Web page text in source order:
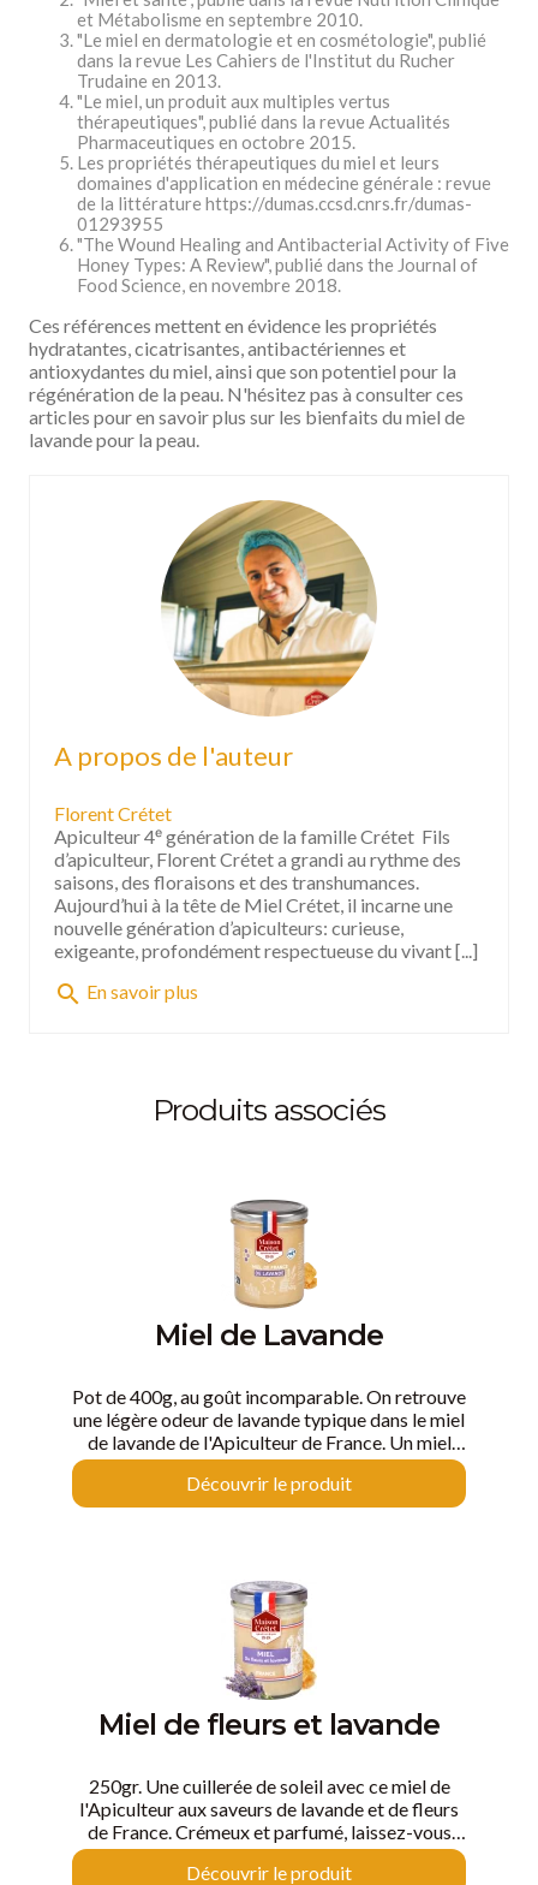
et Métabolisme en septembre 2010.
"Le miel en dermatologie et en cosmétologie", publié
dans la revue Les Cahiers de l'Institut du Rucher
Trudaine en 2013.
"Le miel, un produit aux multiples vertus
thérapeutiques", publié dans la revue Actualités
Pharmaceutiques en octobre 2015.
Les propriétés thérapeutiques du miel et leurs
domaines d'application en médecine générale : revue
de la littérature https://dumas.ccsd.cnrs.fr/dumas-
01293955
"The Wound Healing and Antibacterial Activity of Five
Honey Types: A Review", publié dans the Journal of
Food Science, en novembre 2018.
Ces références mettent en évidence les propriétés
hydratantes, cicatrisantes, antibactériennes et
antioxydantes du miel, ainsi que son potentiel pour la
régénération de la peau. N'hésitez pas à consulter ces
articles pour en savoir plus sur les bienfaits du miel de
lavande pour la peau.
A propos de l'auteur
Florent Crétet
Apiculteur 4ᵉ génération de la famille Crétet Fils
d’apiculteur, Florent Crétet a grandi au rythme des
saisons, des floraisons et des transhumances.
Aujourd’hui à la tête de Miel Crétet, il incarne une
nouvelle génération d’apiculteurs: curieuse,
exigeante, profondément respectueuse du vivant [...]
search En savoir plus
Produits associés
Miel de Lavande
Pot de 400g, au goût incomparable. On retrouve
une légère odeur de lavande typique dans le miel
de lavande de l'Apiculteur de France. Un miel
clair, doré qui peut blanchir avec le temps sans
pour autant que son goût subtil en soit altéré. Sa
texture onctueuse, sa teinte claire et son goût
Découvrir le produit
Miel de fleurs et lavande
250gr. Une cuillerée de soleil avec ce miel de
l'Apiculteur aux saveurs de lavande et de fleurs
de France. Crémeux et parfumé, laissez-vous
tenter par le miel de France.
Découvrir le produit